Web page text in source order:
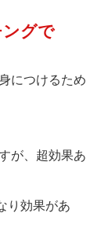
グで
につけるため
が、超効果あ
り効果があ